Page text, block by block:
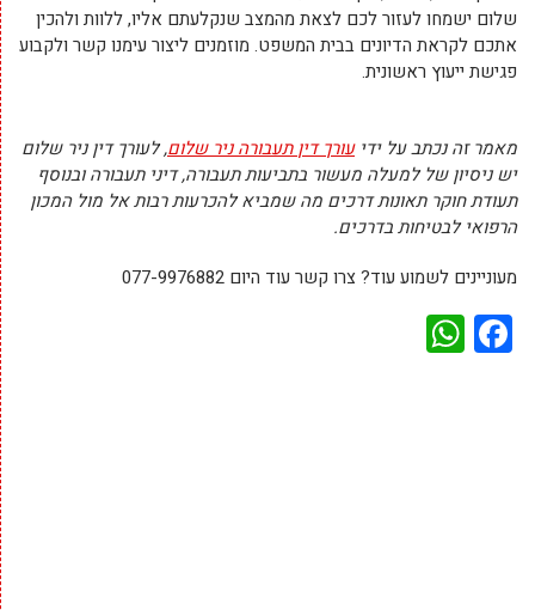
שלום ישמחו לעזור לכם לצאת מהמצב שנקלעתם אליו, ללוות ולהכין
אתכם לקראת הדיונים בבית המשפט. מוזמנים ליצור עימנו קשר ולקבוע
פגישת ייעוץ ראשונית.
מאמר זה נכתב על ידיעורך דין תעבורה ניר שלום, לעורך דין ניר שלום
יש ניסיון של למעלה מעשור בתביעות תעבורה, דיני תעבורה ובנוסף
תעודת חוקר תאונות דרכים מה שמביא להכרעות רבות אל מול המכון
הרפואי לבטיחות בדרכים.
מעוניינים לשמוע עוד? צרו קשר עוד היום 077-9976882
Facebook